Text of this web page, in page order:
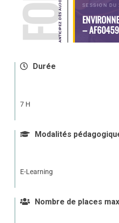
SESSION
–
Durée
7 H
Modalités
E-Learning
Nombre de places